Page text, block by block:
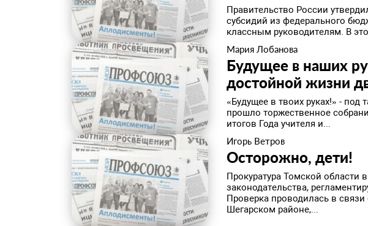
Правительство России
субсидий из федерального
классным руководителям. В
Мария Лобанова
Будущее в наших
достойной жизни
​«Будущее в твоих руках!» -
прошло торжественное
итогов Года учителя и...
Игорь Ветров
​Осторожно, дети!
Прокуратура Томской
законодательства,
Проверка проводилась в
Шегарском районе,...